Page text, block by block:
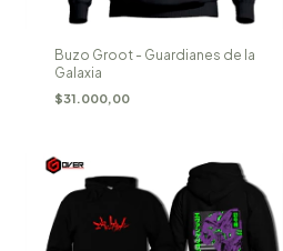
Buzo Groot - Guardianes de la
Galaxia
$31.000,00